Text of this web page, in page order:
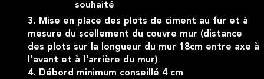
souhaité
Mise en place des plots de ciment au fur et à
mesure du scellement du couvre mur (distance
des plots sur la longueur du mur 18cm entre axe à
l'avant et à l'arrière du mur)
Débord minimum conseillé 4 cm